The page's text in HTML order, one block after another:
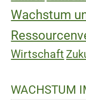
Wachstum
Wirtschaft
WACHSTUM